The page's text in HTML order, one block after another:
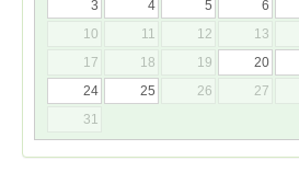
3
4 5 6
10
11 12 13
17
18 19 20
24
25 26 27
31